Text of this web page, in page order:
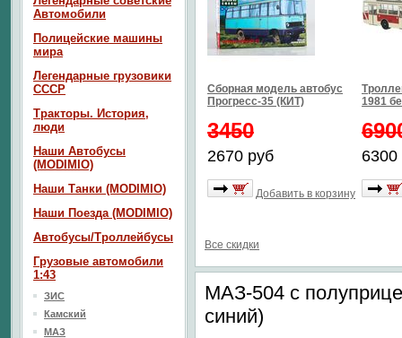
Сборная модель автобус
Прогресс-35 (КИТ)
3450
2670 руб
Добавить в корзину
1981
6300
Все скидки
МАЗ-504 с
синий)
Автомобили
Полицейские машины
мира
Легендарные грузовики
СССР
Тракторы. История,
люди
Наши Автобусы
(MODIMIO)
Наши Танки (MODIMIO)
Наши Поезда (MODIMIO)
Автобусы/Троллейбусы
Грузовые автомобили
1:43
ЗИС
Камский
МАЗ